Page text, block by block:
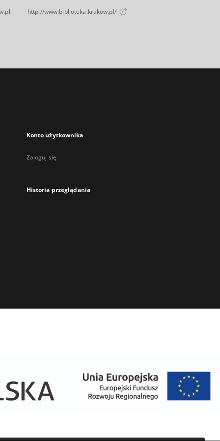
http://www.biblioteka.krakow.pl/
Konto użytkownika
Zaloguj się
Historia przeglądania